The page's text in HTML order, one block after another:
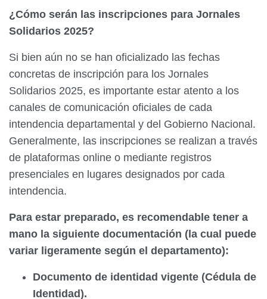
¿Cómo serán las inscripciones para Jornales
Solidarios 2025?
Si bien aún no se han oficializado las fechas
concretas de inscripción para los Jornales
Solidarios 2025, es importante estar atento a los
canales de comunicación oficiales de cada
intendencia departamental y del Gobierno Nacional.
Generalmente, las inscripciones se realizan a través
de plataformas online o mediante registros
presenciales en lugares designados por cada
intendencia.
Para estar preparado, es recomendable tener a
mano la siguiente documentación (la cual puede
variar ligeramente según el departamento):
Documento de identidad vigente (Cédula de
Identidad).